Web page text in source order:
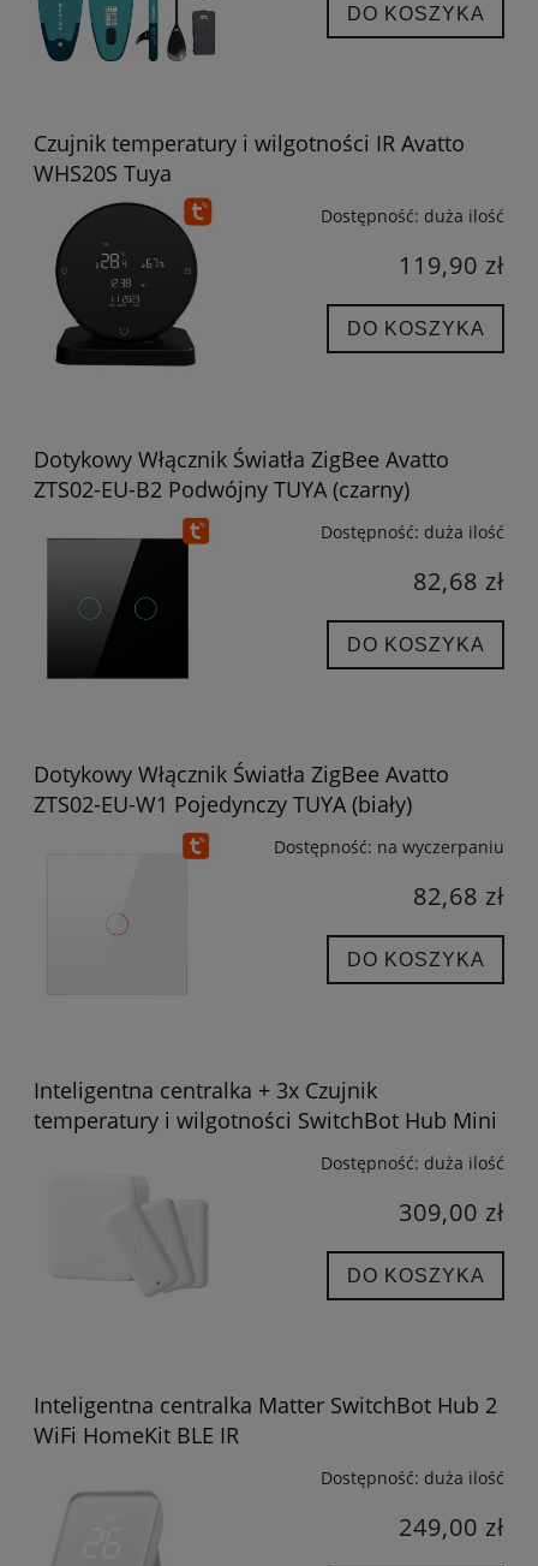
DO KOSZYKA
Czujnik temperatury i wilgotności IR Avatto
WHS20S Tuya
Dostępność: duża ilość
119,90 zł
DO KOSZYKA
Dotykowy Włącznik Światła ZigBee Avatto
ZTS02-EU-B2 Podwójny TUYA (czarny)
Dostępność: duża ilość
82,68 zł
DO KOSZYKA
Dotykowy Włącznik Światła ZigBee Avatto
ZTS02-EU-W1 Pojedynczy TUYA (biały)
Dostępność: na wyczerpaniu
82,68 zł
DO KOSZYKA
Inteligentna centralka + 3x Czujnik
temperatury i wilgotności SwitchBot Hub Mini
Dostępność: duża ilość
309,00 zł
DO KOSZYKA
Inteligentna centralka Matter SwitchBot Hub 2
WiFi HomeKit BLE IR
Dostępność: duża ilość
249,00 zł